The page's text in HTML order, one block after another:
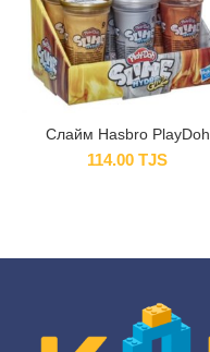
Слайм Hasbro PlayDoh
114.00 TJS